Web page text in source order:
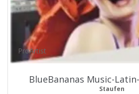
ProArtist
BlueBananas Music-
Staufen